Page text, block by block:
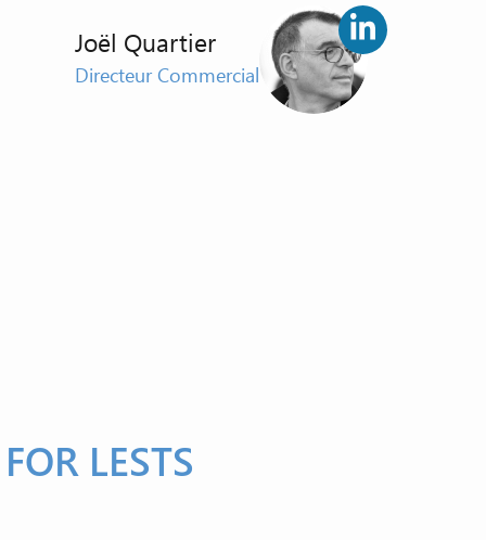
Joël Quartier
Directeur Commercial
LESTS